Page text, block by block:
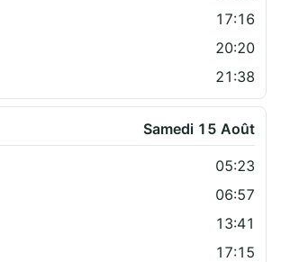
17:16
20:20
21:38
Samedi 15 Août
05:23
06:57
13:41
17:15